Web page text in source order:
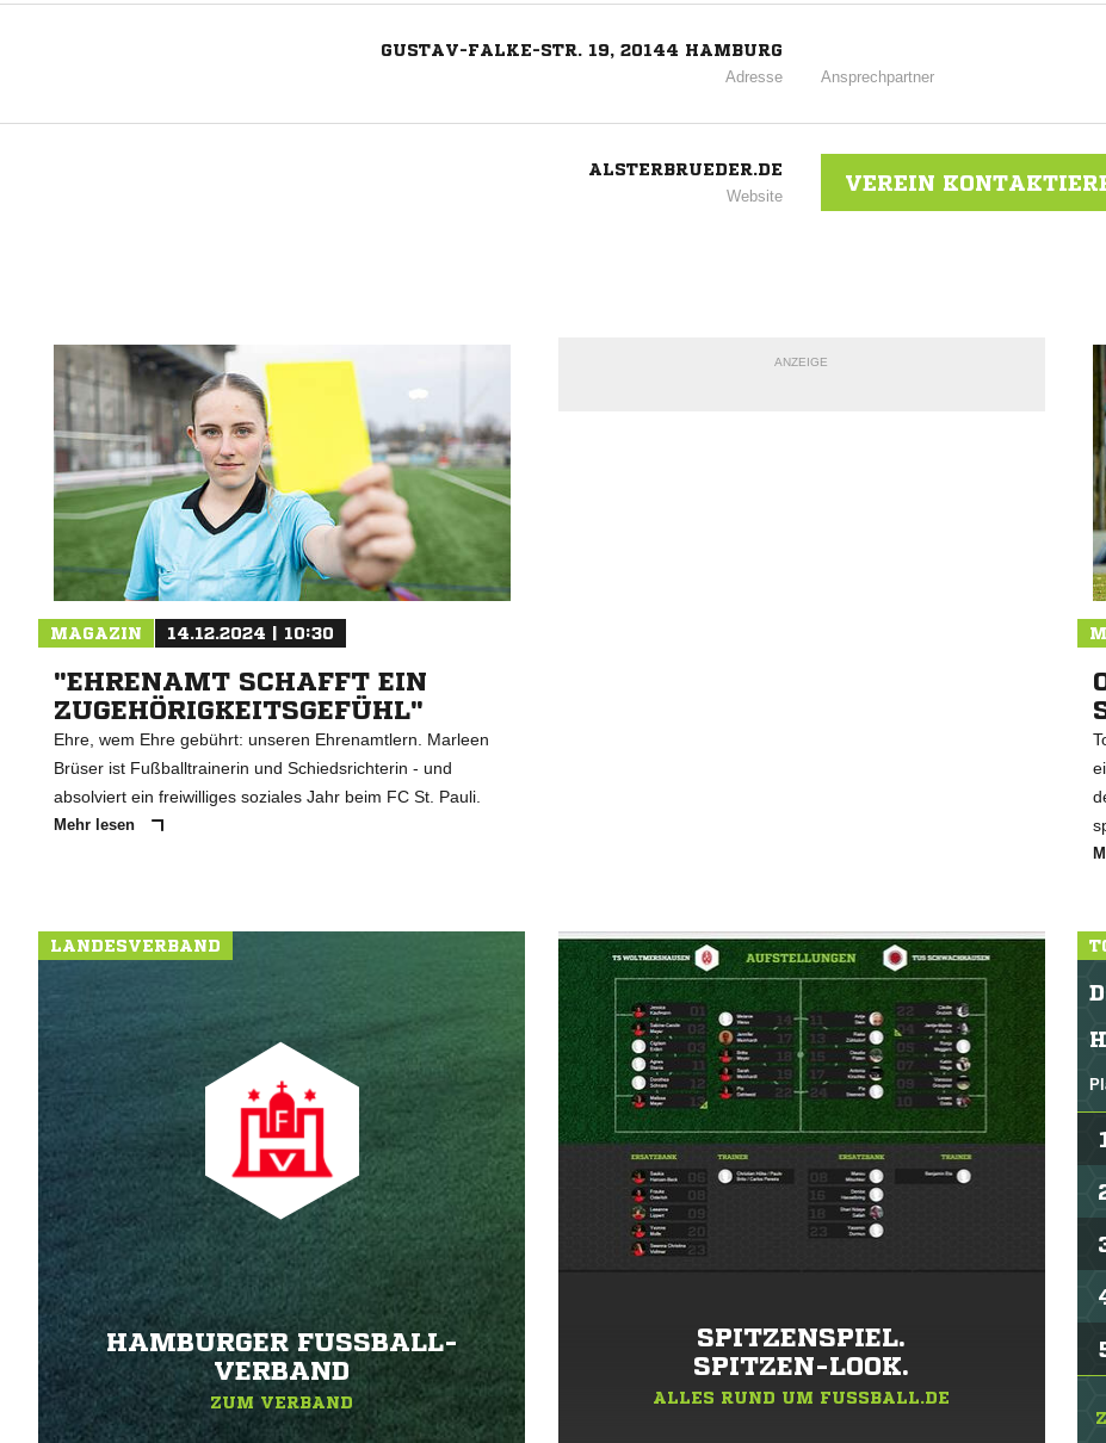
GUSTAV-FALKE-STR. 19, 20144 HAMBURG
Adresse Ansprechpartner
ALSTERBRUEDER.DE
Website
VEREIN
MAGAZIN 14.12.2024 | 10:30
"EHRENAMT SCHAFFT EIN
ZUGEHÖRIGKEITSGEFÜHL"
Ehre, wem Ehre gebührt: unseren Ehrenamtlern. Marleen
Brüser ist Fußballtrainerin und Schiedsrichterin - und
absolviert ein freiwilliges soziales Jahr beim FC St. Pauli.
Mehr lesen
ANZEIGE
LANDESVERBAND
HAMBURGER FUSSBALL-V
ERBAND
ZUM VERBAND
SPITZENSPIEL.
SPITZEN-LOOK.
ALLES RUND UM FUSSBALL.DE